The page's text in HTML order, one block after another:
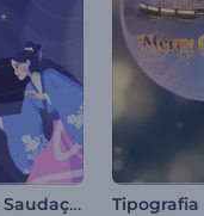
Animação de Saudação Tanabata